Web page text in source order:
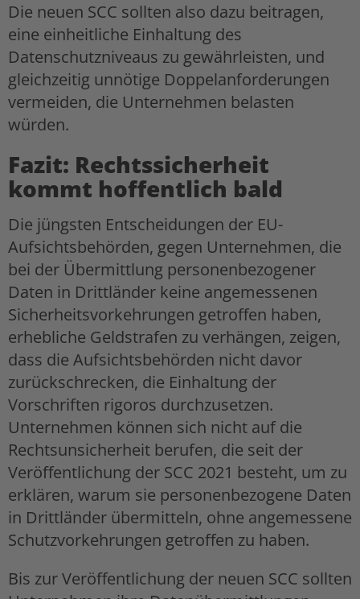
Die neuen SCC sollten also dazu beitragen,
eine einheitliche Einhaltung des
Datenschutzniveaus zu gewährleisten, und
gleichzeitig unnötige Doppelanforderungen
vermeiden, die Unternehmen belasten
würden.
Fazit: Rechtssicherheit
kommt hoffentlich bald
Die jüngsten Entscheidungen der EU-
Aufsichtsbehörden, gegen Unternehmen, die
bei der Übermittlung personenbezogener
Daten in Drittländer keine angemessenen
Sicherheitsvorkehrungen getroffen haben,
erhebliche Geldstrafen zu verhängen, zeigen,
dass die Aufsichtsbehörden nicht davor
zurückschrecken, die Einhaltung der
Vorschriften rigoros durchzusetzen.
Unternehmen können sich nicht auf die
Rechtsunsicherheit berufen, die seit der
Veröffentlichung der SCC 2021 besteht, um zu
erklären, warum sie personenbezogene Daten
in Drittländer übermitteln, ohne angemessene
Schutzvorkehrungen getroffen zu haben.
Bis zur Veröffentlichung der neuen SCC sollten